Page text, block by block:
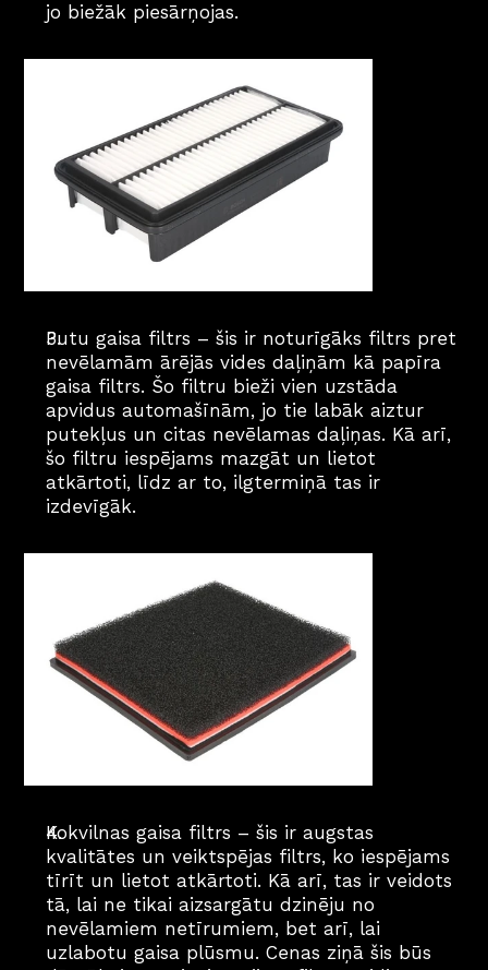
jo biežāk piesārņojas.
Putu gaisa filtrs – šis ir noturīgāks filtrs pret
nevēlamām ārējās vides daļiņām kā papīra
gaisa filtrs. Šo filtru bieži vien uzstāda
apvidus automašīnām, jo tie labāk aiztur
putekļus un citas nevēlamas daļiņas. Kā arī,
šo filtru iespējams mazgāt un lietot
atkārtoti, līdz ar to, ilgtermiņā tas ir
izdevīgāk.
Kokvilnas gaisa filtrs – šis ir augstas
kvalitātes un veiktspējas filtrs, ko iespējams
tīrīt un lietot atkārtoti. Kā arī, tas ir veidots
tā, lai ne tikai aizsargātu dzinēju no
nevēlamiem netīrumiem, bet arī, lai
uzlabotu gaisa plūsmu. Cenas ziņā šis būs